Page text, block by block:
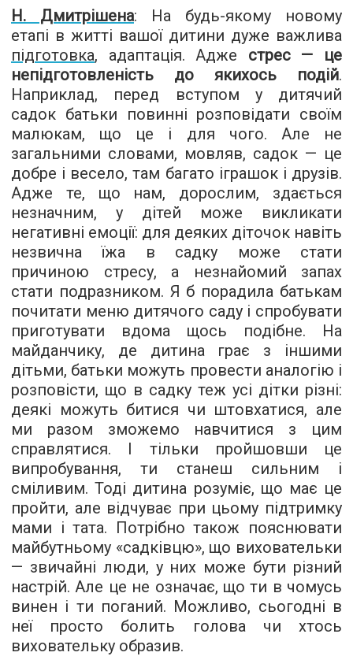
Н. Дмитрішена: На будь-якому новому
етапі в житті вашої дитини дуже важлива
підготовка, адаптація. Адже стрес — це
непідготовленість до якихось подій.
Наприклад, перед вступом у дитячий
садок батьки повинні розповідати своїм
малюкам, що це і для чого. Але не
загальними словами, мовляв, садок — це
добре і весело, там багато іграшок і друзів.
Адже те, що нам, дорослим, здається
незначним, у дітей може викликати
негативні емоції: для деяких діточок навіть
незвична їжа в садку може стати
причиною стресу, а незнайомий запах
стати подразником. Я б порадила батькам
почитати меню дитячого саду і спробувати
приготувати вдома щось подібне. На
майданчику, де дитина грає з іншими
дітьми, батьки можуть провести аналогію і
розповісти, що в садку теж усі дітки різні:
деякі можуть битися чи штовхатися, але
ми разом зможемо навчитися з цим
справлятися. І тільки пройшовши це
випробування, ти станеш сильним і
сміливим. Тоді дитина розуміє, що має це
пройти, але відчуває при цьому підтримку
мами і тата. Потрібно також пояснювати
майбутньому «садківцю», що виховательки
— звичайні люди, у них може бути різний
настрій. Але це не означає, що ти в чомусь
винен і ти поганий. Можливо, сьогодні в
неї просто болить голова чи хтось
виховательку образив.